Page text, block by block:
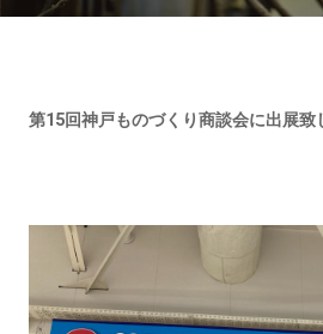
第15回神戸ものづくり商談会に出展致